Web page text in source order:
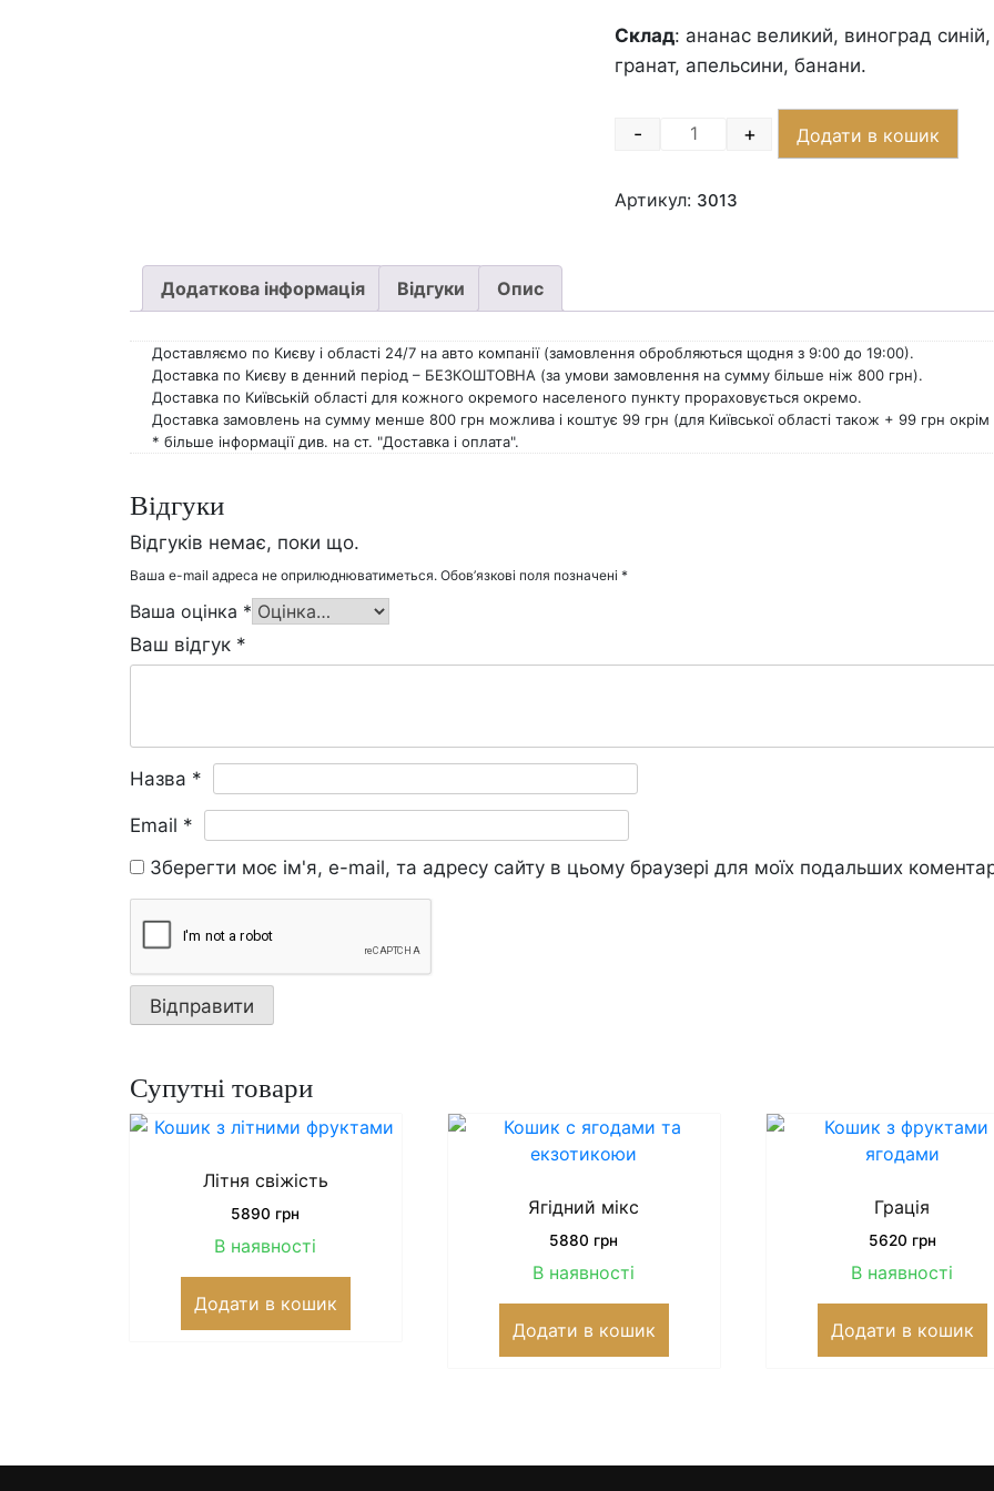
Склад: ананас великий, виноград
гранат, апельсини, банани.
Quantity
- + Додати в кошик
Артикул: 3013
Додаткова інформація Відгуки Опис
Доставляємо по Києву і області 24/7 на авто компанії (замовлення обробляються щодня з 9:00 до 19:00).
Доставка по Києву в денний період – БЕЗКОШТОВНА (за умови замовлення на сумму більше ніж 800 грн).
Доставка по Київській області для кожного окремого населеного пункту прораховується окремо.
Доставка замовлень на сумму менше 800 грн можлива і коштує 99 грн (для Київської області також + 99 грн
* більше інформації див. на ст. "Доставка і оплата".
Відгуки
Відгуків немає, поки що.
Ваша e-mail адреса не оприлюднюватиметься. Обов’язкові поля позначені *
Ваша оцінка *
Ваш відгук *
Назва *
Email *
Зберегти моє ім'я, e-mail, та адресу сайту в цьому браузері для моїх подальших
Супутні товари
Літня свіжість
5890 грн
В наявності
Додати в кошик
Ягідний мікс
5880 грн
В наявності
Додати в кошик
Грація
5620 грн
В наявності
Додати в кошик